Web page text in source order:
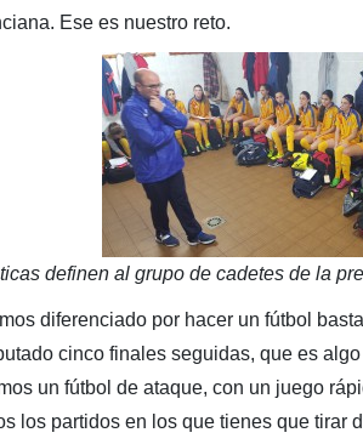
Ese es nuestro reto.
definen al grupo de cadetes de la
diferenciado por hacer un fútbol
cinco finales seguidas, que es
un fútbol de ataque, con un juego
los partidos en los que tienes que tirar